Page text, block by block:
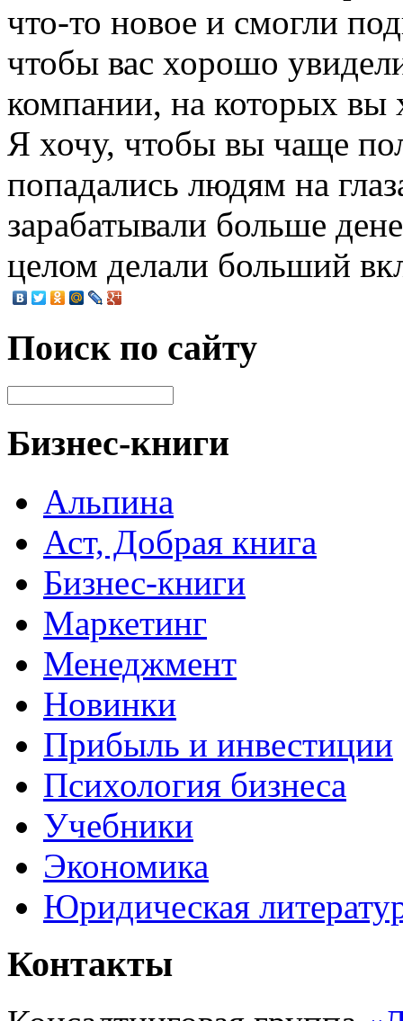
что-то новое и смогли
чтобы вас хорошо
компании, на которых вы
Я хочу, чтобы вы чаще
попадались людям на
зарабатывали больше
целом делали больший
Поиск по сайту
Бизнес-книги
Альпина
Аст, Добрая книга
Бизнес-книги
Маркетинг
Менеджмент
Новинки
Прибыль и инвестиции
Психология бизнеса
Учебники
Экономика
Юридическая
Контакты